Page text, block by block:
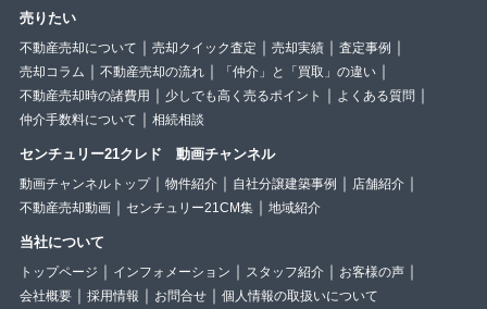
売りたい
不動産売却について 売却クイック査定 売却実績
査定事例
売却コラム
不動産売却の流れ
「仲介」と「買取」の違い
不動産売却時の諸費用
少しでも高く売るポイント
よくある質問
仲介手数料について
相続相談
センチュリー21クレド 動画チャンネル
動画チャンネルトップ 物件紹介 自社分譲建築事例
店舗紹介
不動産売却動画
センチュリー21CM集 地域紹介
当社について
トップページ インフォメーション スタッフ紹介
お客様の声
会社概要
採用情報 お問合せ 個人情報の取扱いについて